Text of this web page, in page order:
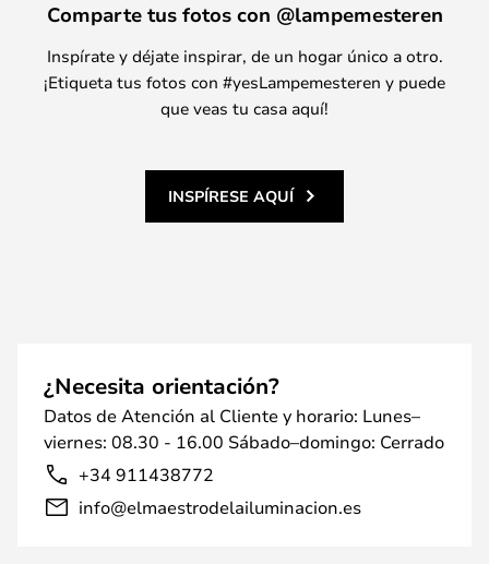
Comparte tus fotos con @lampemesteren
Inspírate y déjate inspirar, de un hogar único a otro.
¡Etiqueta tus fotos con #yesLampemesteren y puede
que veas tu casa aquí!
INSPÍRESE AQUÍ
¿Necesita orientación?
Datos de Atención al Cliente y horario: Lunes–
viernes: 08.30 - 16.00 Sábado–domingo: Cerrado
+34 911438772
info@elmaestrodelailuminacion.es